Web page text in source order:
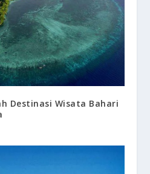
Destinasi Wisata Bahari